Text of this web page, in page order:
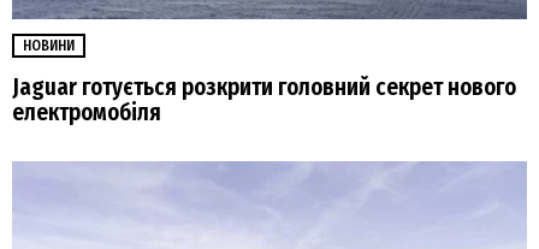
НОВИНИ
Jaguar готується розкрити головний секрет нового
електромобіля